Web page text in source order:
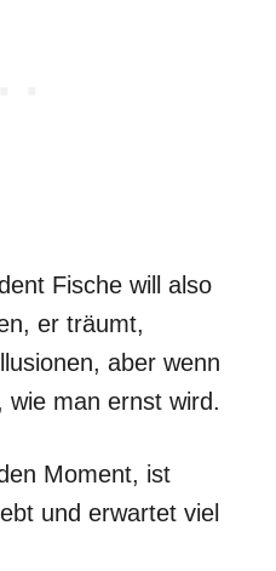
Fische will also
er träumt,
aber wenn
man ernst wird.
Moment, ist
und erwartet viel